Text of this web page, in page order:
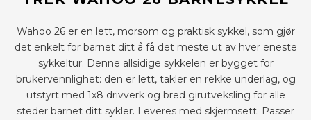
Wahoo 26 er en lett, morsom og praktisk sykkel, som gjør
det enkelt for barnet ditt å få det meste ut av hver eneste
sykkeltur. Denne allsidige sykkelen er bygget for
brukervennlighet: den er lett, takler en rekke underlag, og
utstyrt med 1x8 drivverk og bred girutveksling for alle
steder barnet ditt sykler. Leveres med skjermsett. Passer